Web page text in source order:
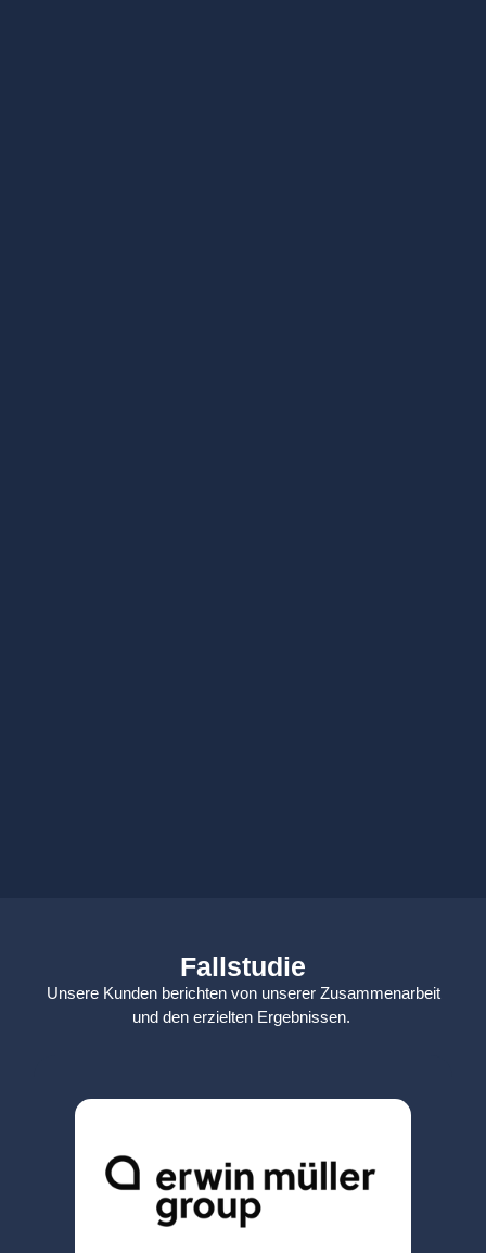
Fallstudie
Unsere Kunden berichten von unserer Zusammenarbeit
und den erzielten Ergebnissen.